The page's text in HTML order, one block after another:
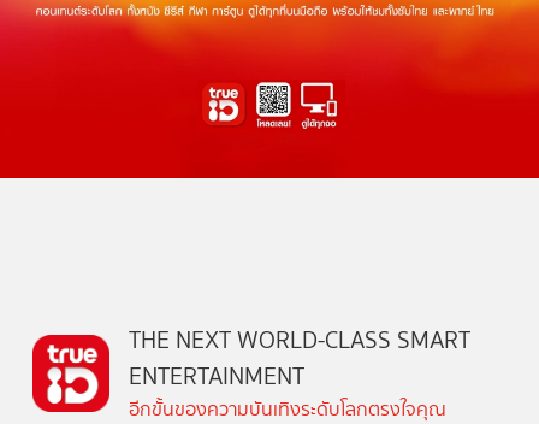
THE NEXT WORLD-CLASS SMART
ENTERTAINMENT
อีกขั้นของความบันเทิงระดับโลกตรงใจคุณ